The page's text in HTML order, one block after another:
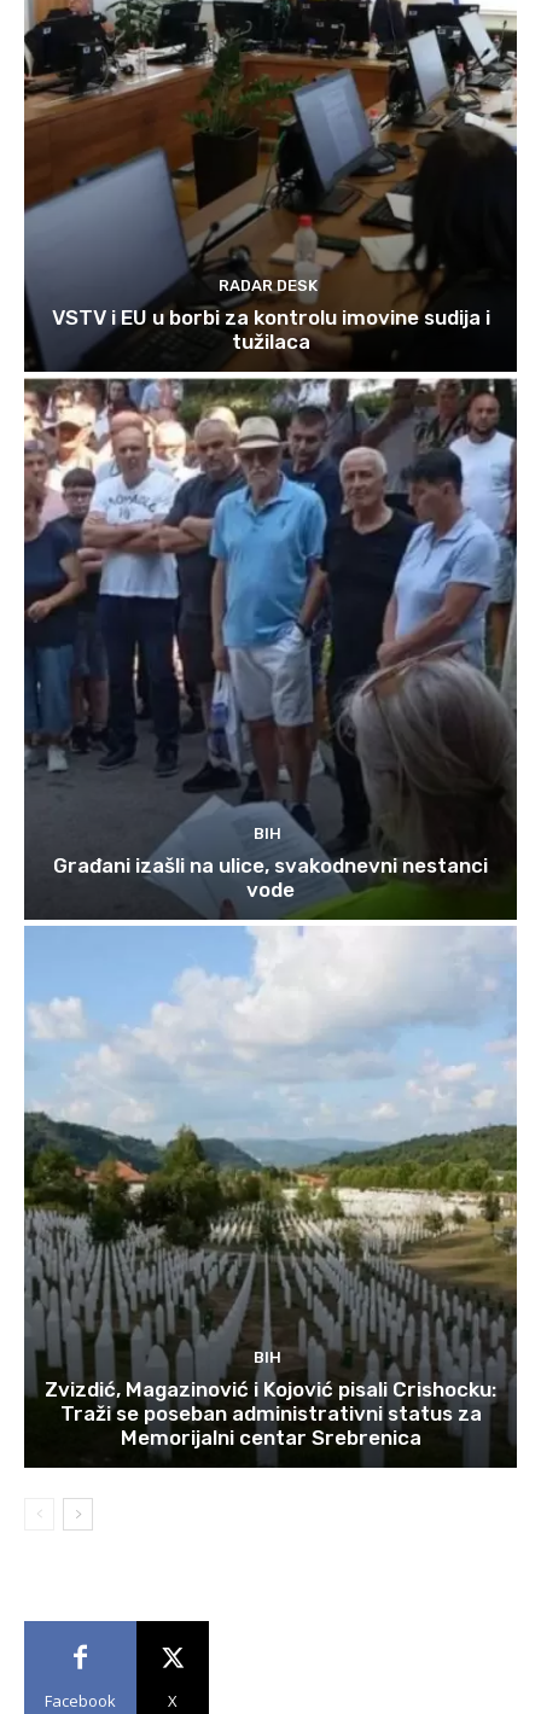
RADAR DESK
VSTV i EU u borbi za kontrolu imovine sudija i
tužilaca
BIH
Građani izašli na ulice, svakodnevni nestanci
vode
BIH
Zvizdić, Magazinović i Kojović pisali Crishocku:
Traži se poseban administrativni status za
Memorijalni centar Srebrenica
Facebook X